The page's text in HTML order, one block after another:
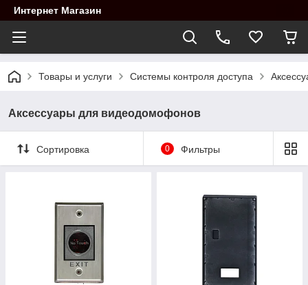
Интернет Магазин
Товары и услуги Системы контроля доступа
Аксессуары для видеодомофонов
Сортировка 0 Фильтры